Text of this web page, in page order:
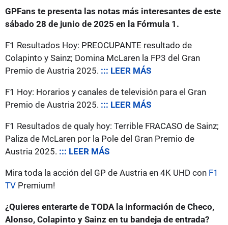
GPFans te presenta las notas más interesantes de este
sábado 28 de junio de 2025 en la Fórmula 1.
F1 Resultados Hoy: PREOCUPANTE resultado de
Colapinto y Sainz; Domina McLaren la FP3 del Gran
Premio de Austria 2025. ::: LEER MÁS
F1 Hoy: Horarios y canales de televisión para el Gran
Premio de Austria 2025. ::: LEER MÁS
F1 Resultados de qualy hoy: Terrible FRACASO de Sainz;
Paliza de McLaren por la Pole del Gran Premio de
Austria 2025. ::: LEER MÁS
Mira toda la acción del GP de Austria en 4K UHD con F1
TV Premium!
¿Quieres enterarte de TODA la información de Checo,
Alonso, Colapinto y Sainz en tu bandeja de entrada?